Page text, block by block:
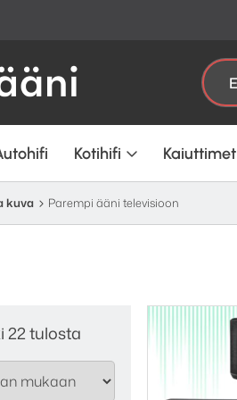
Etsi:
Kotihifi Kaiuttimet
kuva Parempi ääni televisioon
22 tulosta
by
latest